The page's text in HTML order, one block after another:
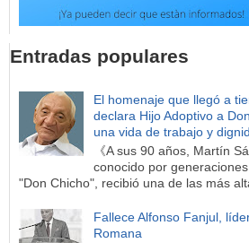
Entradas populares
El homenaje que llegó a
declara Hijo Adoptivo a
una vida de trabajo y
《A sus 90 años, Martín
conocido por
"Don Chicho", recibió una de las más
Fallece Alfonso Fanjul,
Romana